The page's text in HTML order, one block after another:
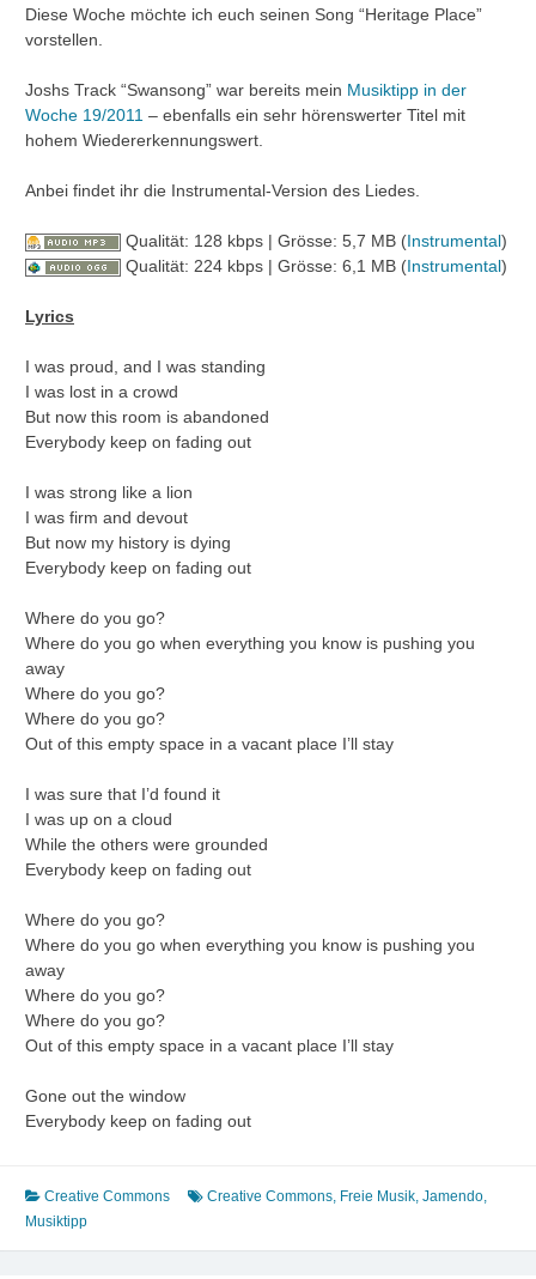
Diese Woche möchte ich euch seinen Song “Heritage Place”
vorstellen.
Joshs Track “Swansong” war bereits mein Musiktipp in der
Woche 19/2011 – ebenfalls ein sehr hörenswerter Titel mit
hohem Wiedererkennungswert.
Anbei findet ihr die Instrumental-Version des Liedes.
Qualität: 128 kbps | Grösse: 5,7 MB (Instrumental)
Qualität: 224 kbps | Grösse: 6,1 MB (Instrumental)
Lyrics
I was proud, and I was standing
I was lost in a crowd
But now this room is abandoned
Everybody keep on fading out
I was strong like a lion
I was firm and devout
But now my history is dying
Everybody keep on fading out
Where do you go?
Where do you go when everything you know is pushing you
away
Where do you go?
Where do you go?
Out of this empty space in a vacant place I’ll stay
I was sure that I’d found it
I was up on a cloud
While the others were grounded
Everybody keep on fading out
Where do you go?
Where do you go when everything you know is pushing you
away
Where do you go?
Where do you go?
Out of this empty space in a vacant place I’ll stay
Gone out the window
Everybody keep on fading out
Creative Commons Creative Commons, Freie Musik, Jamendo,
Musiktipp